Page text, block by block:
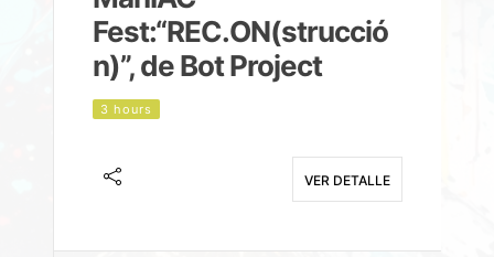
Fest:“REC.ON(strucció
n)”, de Bot Project
3 hours
VER DETALLE